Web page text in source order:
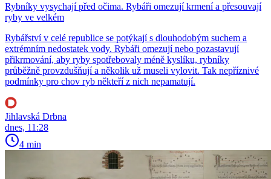
Rybníky vysychají před očima. Rybáři omezují krmení a přesouvají
ryby ve velkém
Rybářství v celé republice se potýkají s dlouhodobým suchem a
extrémním nedostatek vody. Rybáři omezují nebo pozastavují
přikrmování, aby ryby spotřebovaly méně kyslíku, rybníky
průběžně provzdušňují a několik už museli vylovit. Tak nepříznivé
podmínky pro chov ryb někteří z nich nepamatují.
Jihlavská Drbna
dnes, 11:28
4 min